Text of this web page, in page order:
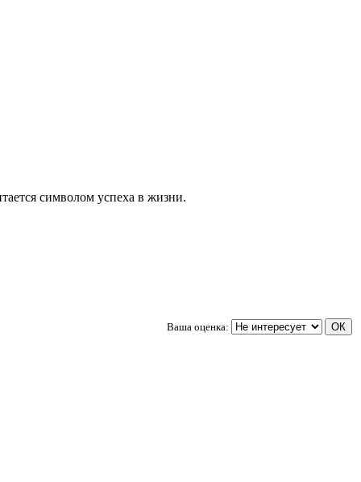
символом успеха в жизни.
Ваша оценка: